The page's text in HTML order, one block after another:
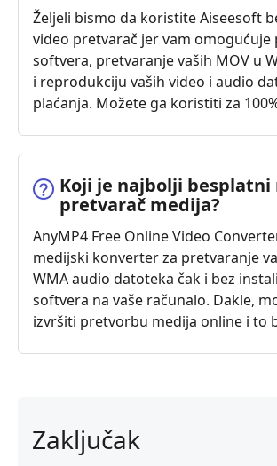
Željeli bismo da koristite Aiseesoft
video pretvarač jer vam omogućuje
softvera, pretvaranje vaših MOV u
i reprodukciju vaših video i audio
plaćanja. Možete ga koristiti za
Koji je najbolji besplatni
pretvarač medija?
AnyMP4 Free Online Video
medijski konverter za pretvaranje
WMA audio datoteka čak i bez
softvera na vaše računalo. Dakle,
izvršiti pretvorbu medija online i to
Zaključak